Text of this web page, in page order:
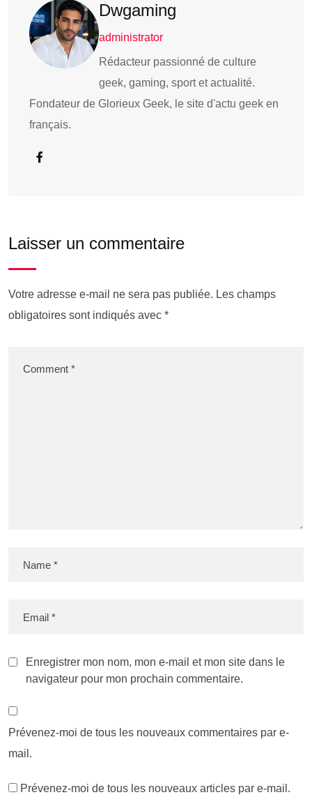
Dwgaming
administrator
Rédacteur passionné de culture
geek, gaming, sport et actualité.
Fondateur de Glorieux Geek, le site d'actu geek en
français.
Laisser un commentaire
Votre adresse e-mail ne sera pas publiée. Les champs
obligatoires sont indiqués avec *
Enregistrer mon nom, mon e-mail et mon site dans le
navigateur pour mon prochain commentaire.
Prévenez-moi de tous les nouveaux commentaires par e-
mail.
Prévenez-moi de tous les nouveaux articles par e-mail.